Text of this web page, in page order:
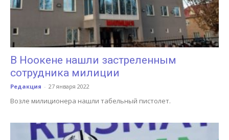
В Ноокене нашли застреленным
сотрудника милиции
Редакция - 27 января 2022
Возле милиционера нашли табельный пистолет.